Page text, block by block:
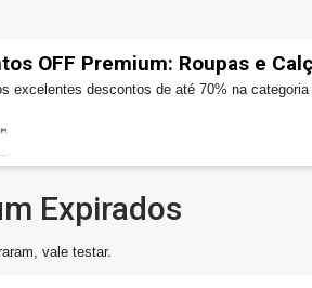
OFF Premium: Roupas e
excelentes descontos de até 70% na categoria
Expirados
vale testar.